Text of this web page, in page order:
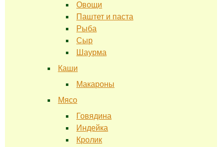
Овощи
Паштет и паста
Рыба
Сыр
Шаурма
Каши
Макароны
Мясо
Говядина
Индейка
Кролик